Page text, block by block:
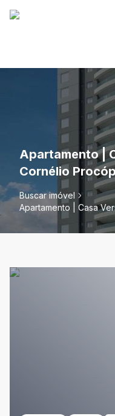
Apartamento |
Cornélio
Buscar imóvel
Apartamento | Casa